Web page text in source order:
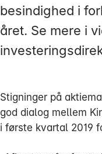
besindighed i
året. Se mere i
Stigninger på
god dialog mellem
i første kvartal 2019